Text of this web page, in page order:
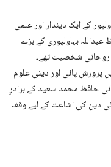
الرحمٰن مکی 1948 میں بہاولپور کے ایک دیندار اور علمی
بہاولپوری کے بڑے
روحانی شخصیت تھے۔
پرورش پائی اور دینی علوم
حافظ محمد سعید کے برادرِ
دین کی اشاعت کے لیے وقف